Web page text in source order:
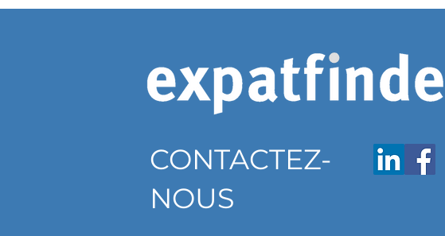
CONTACTEZ-
NOUS